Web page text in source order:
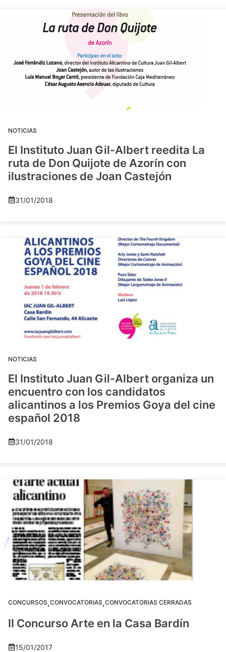
NOTICIAS
El Instituto Juan Gil-Albert reedita La
ruta de Don Quijote de Azorín con
ilustraciones de Joan Castejón
31/01/2018
NOTICIAS
El Instituto Juan Gil-Albert organiza un
encuentro con los candidatos
alicantinos a los Premios Goya del cine
español 2018
31/01/2018
CONCURSOS,CONVOCATORIAS,CONVOCATORIAS CERRADAS
II Concurso Arte en la Casa Bardín
15/01/2017